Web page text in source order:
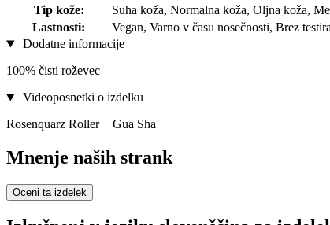
Tip kože:
Suha koža, Normalna koža, Oljna koža,
Lastnosti:
Vegan, Varno v času nosečnosti, Brez
Dodatne informacije
100% čisti roževec
Videoposnetki o izdelku
Rosenquarz Roller + Gua Sha
Mnenje naših strank
Oceni ta izdelek